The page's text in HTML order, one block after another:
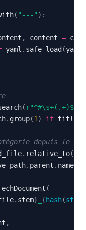
( "---" ) :
, content =
yaml . safe_load (
( r"^#\s+(.+)$"
. group(1 ) if
depuis le
. relative_to(
. parent . name
(
. stem} {hash(str
,